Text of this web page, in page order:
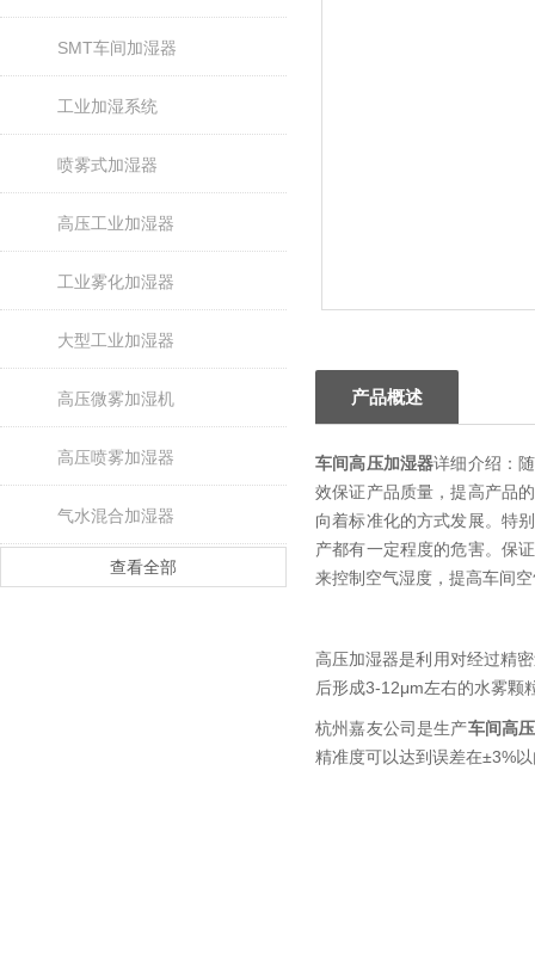
SMT车间加湿器
工业加湿系统
喷雾式加湿器
高压工业加湿器
工业雾化加湿器
大型工业加湿器
高压微雾加湿机
高压喷雾加湿器
气水混合加湿器
查看全部
产品概述
车间高压加湿器详细介绍：
效保证产品质量，提高产品
向着标准化的方式发展。特
产都有一定程度的危害。保
来控制空气湿度，提高车间
高压加湿器是利用对经过精
后形成3-12μm左右的水雾颗
杭州嘉友公司是生产车间高
精准度可以达到误差在±3%